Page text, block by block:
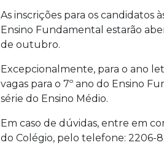
As inscrições para os candidatos
Ensino Fundamental estarão
de outubro.
Excepcionalmente, para o ano
vagas para o 7º ano do Ensino
série do Ensino Médio.
Em caso de dúvidas, entre em
do Colégio, pelo telefone: 2206-